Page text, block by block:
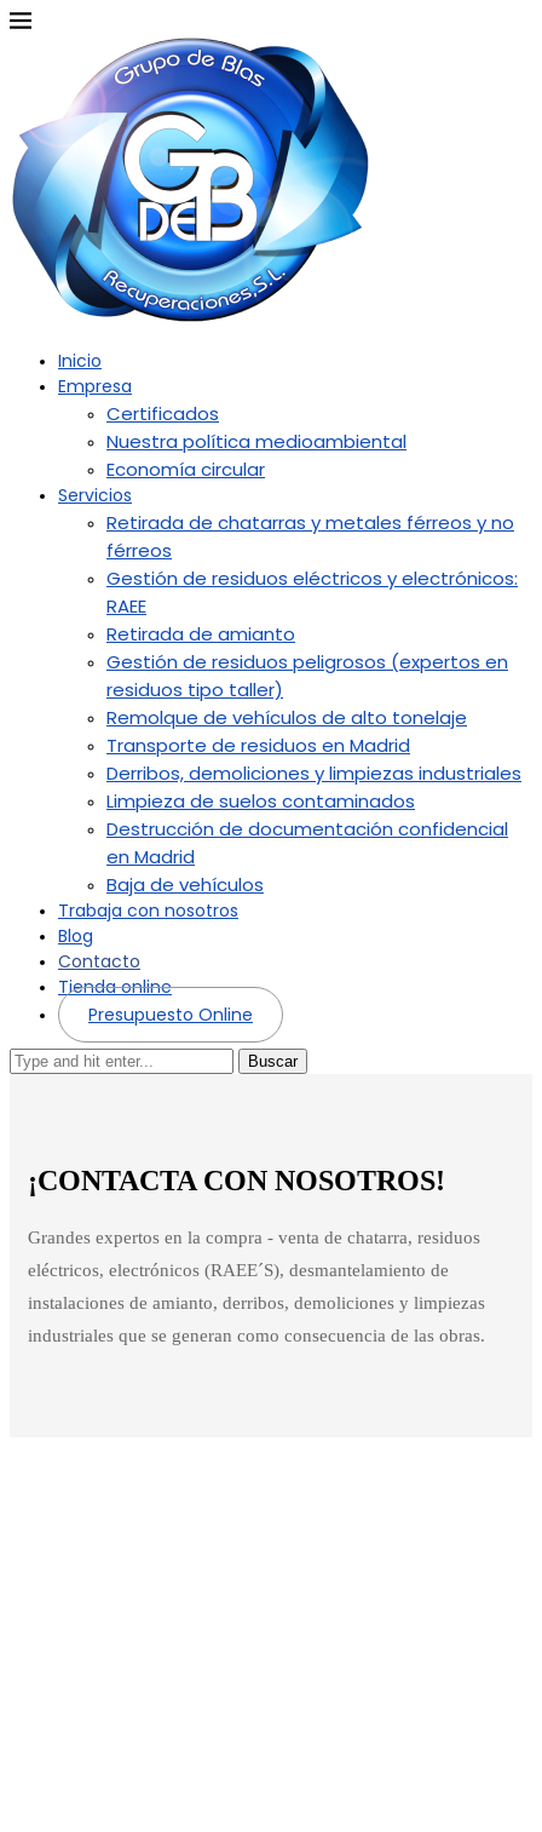
Inicio
Empresa
Certificados
Nuestra política medioambiental
Economía circular
Servicios
Retirada de chatarras y metales férreos y no
férreos
Gestión de residuos eléctricos y electrónicos:
RAEE
Retirada de amianto
Gestión de residuos peligrosos (expertos en
residuos tipo taller)
Remolque de vehículos de alto tonelaje
Transporte de residuos en Madrid
Derribos, demoliciones y limpiezas industriales
Limpieza de suelos contaminados
Destrucción de documentación confidencial
en Madrid
Baja de vehículos
Trabaja con nosotros
Blog
Contacto
Tienda online
Presupuesto Online
Buscar
¡CONTACTA CON NOSOTROS!
Grandes expertos en la compra - venta de chatarra, residuos
eléctricos, electrónicos (RAEE´S), desmantelamiento de
instalaciones de amianto, derribos, demoliciones y limpiezas
industriales que se generan como consecuencia de las obras.